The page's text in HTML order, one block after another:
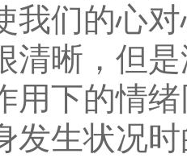
我们的心
清晰，但
用下的情
发生状况